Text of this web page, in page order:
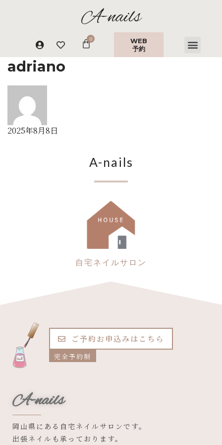
A-nails
WEB
予約
adriano
2025年8月8日
A-nails
自宅ネイルサロン
ご予約お申込みはこちら
完全予約制
A-nails
岡山県にある自宅ネイルサロンです。
出張ネイルも承っております。